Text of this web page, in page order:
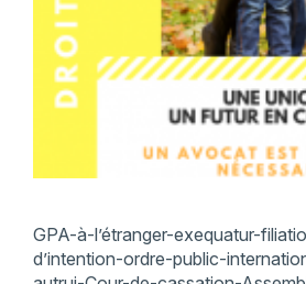
GPA-à-l’étranger-exequatur-
d’intention-ordre-public-